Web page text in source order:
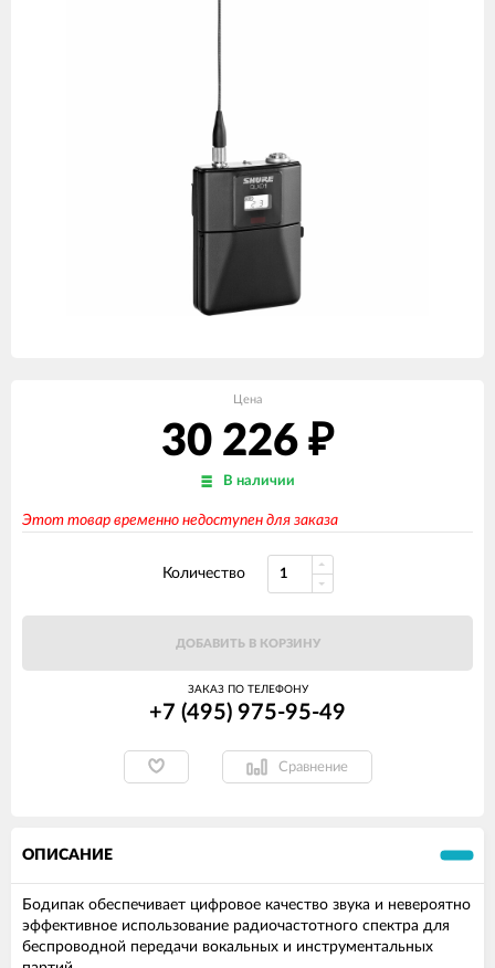
Цена
30 226 ₽
В наличии
Этот товар временно недоступен для заказа
Количество
ДОБАВИТЬ В КОРЗИНУ
ЗАКАЗ ПО ТЕЛЕФОНУ
+7 (495) 975-95-49
Сравнение
ОПИСАНИЕ
Бодипак обеспечивает цифровое качество звука и невероятно
эффективное использование радиочастотного спектра для
беспроводной передачи вокальных и инструментальных